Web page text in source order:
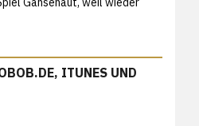
ITUNES UND